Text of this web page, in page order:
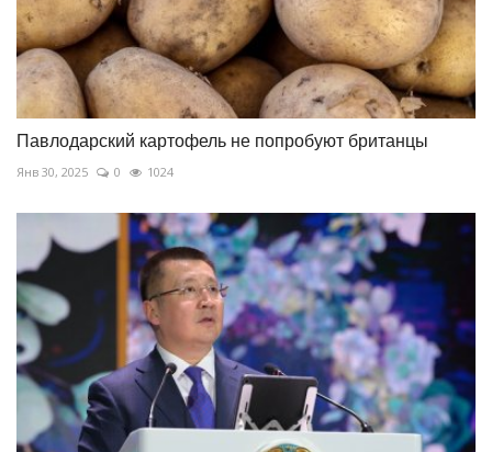
Павлодарский картофель не попробуют британцы
Янв 30, 2025 0 1024